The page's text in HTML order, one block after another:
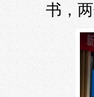
书，